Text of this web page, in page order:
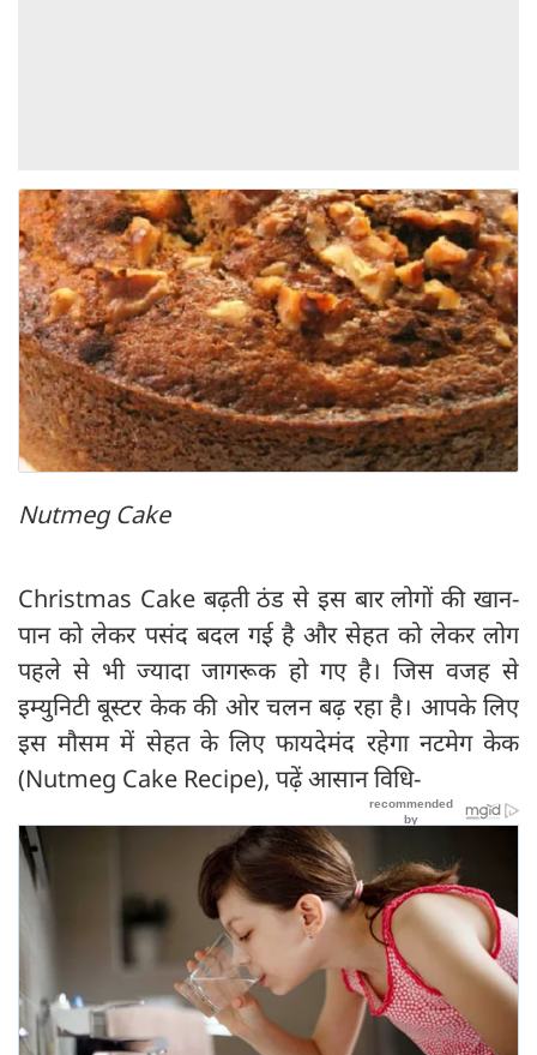
Nutmeg Cake
Christmas Cake बढ़ती ठंड से इस बार लोगों की खान-
पान को लेकर पसंद बदल गई है और सेहत को लेकर लोग
पहले से भी ज्यादा जागरूक हो गए है। जिस वजह से
इम्युनिटी बूस्टर केक की ओर चलन बढ़ रहा है। आपके लिए
इस मौसम में सेहत के लिए फायदेमंद रहेगा नटमेग केक
(Nutmeg Cake Recipe), पढ़ें आसान विधि-